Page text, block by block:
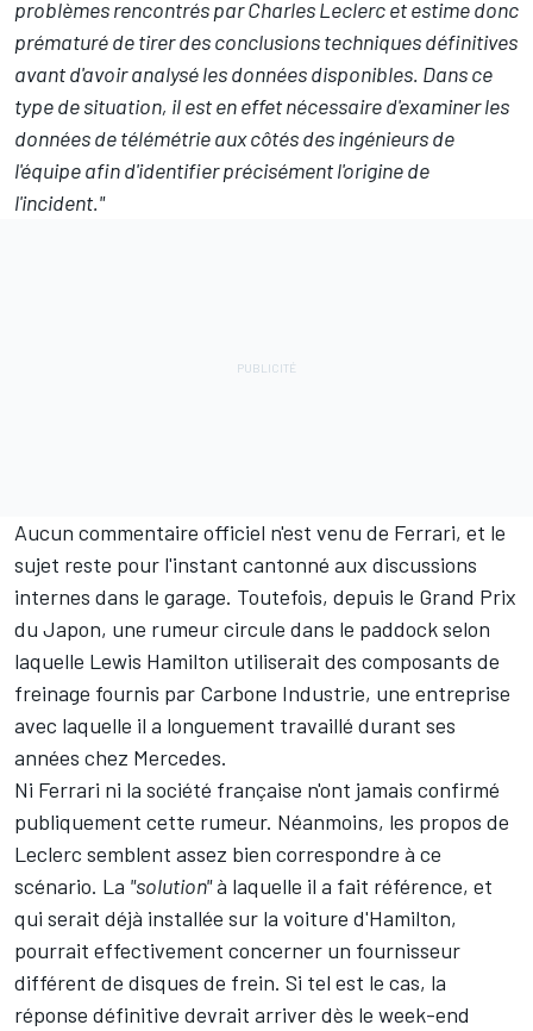
problèmes rencontrés par Charles Leclerc et estime donc
prématuré de tirer des conclusions techniques définitives
avant d'avoir analysé les données disponibles. Dans ce
type de situation, il est en effet nécessaire d'examiner les
données de télémétrie aux côtés des ingénieurs de
l'équipe afin d'identifier précisément l'origine de
l'incident."
Aucun commentaire officiel n'est venu de Ferrari, et le
sujet reste pour l'instant cantonné aux discussions
internes dans le garage. Toutefois, depuis le Grand Prix
du Japon, une rumeur circule dans le paddock selon
laquelle Lewis Hamilton utiliserait des composants de
freinage fournis par Carbone Industrie, une entreprise
avec laquelle il a longuement travaillé durant ses
années chez Mercedes.
Ni Ferrari ni la société française n'ont jamais confirmé
publiquement cette rumeur. Néanmoins, les propos de
Leclerc semblent assez bien correspondre à ce
scénario. La "solution"à laquelle il a fait référence, et
qui serait déjà installée sur la voiture d'Hamilton,
pourrait effectivement concerner un fournisseur
différent de disques de frein. Si tel est le cas, la
réponse définitive devrait arriver dès le week-end